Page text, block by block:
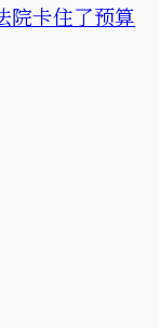
院卡住了预算